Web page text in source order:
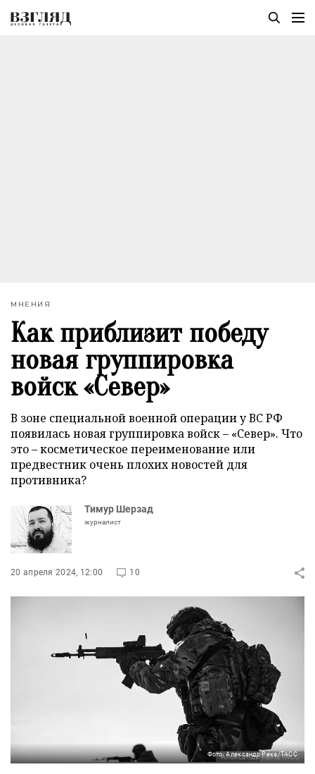
МНЕНИЯ
Как приблизит победу
новая группировка
войск «Север»
В зоне специальной военной операции у ВС РФ
появилась новая группировка войск – «Север». Что
это – косметическое переименование или
предвестник очень плохих новостей для
противника?
Тимур Шерзад
журналист
20 апреля 2024, 12:00 10
Фото: Александр Река/ТАСС